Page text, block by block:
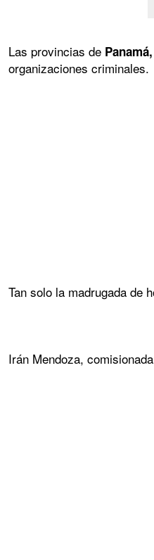
Las provincias de
organizaciones criminales.
Tan solo la madrugada de
Irán Mendoza,